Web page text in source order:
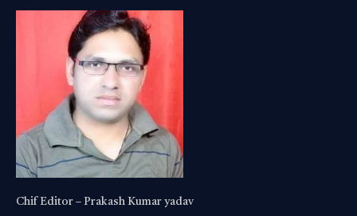
Chif Editor – Prakash Kumar yadav